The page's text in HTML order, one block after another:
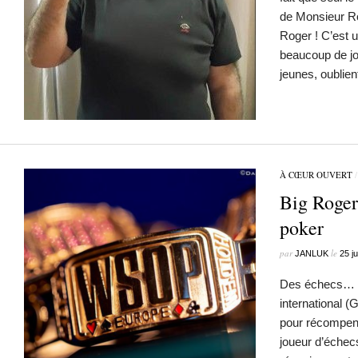
de Monsieur
Roger ! C’est
beaucoup de
jeunes,
À CŒUR OUVERT
Big
poker
parJANLUK le 25
Des
international
pour
joueur